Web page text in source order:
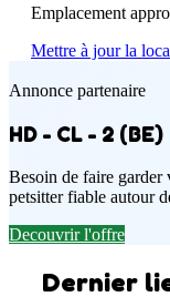
Emplacement
Mettre à jour la
Annonce partenaire
HD - CL - 2 (BE)
Besoin de faire garder
petsitter fiable autour
Decouvrir l'offre
Dernier